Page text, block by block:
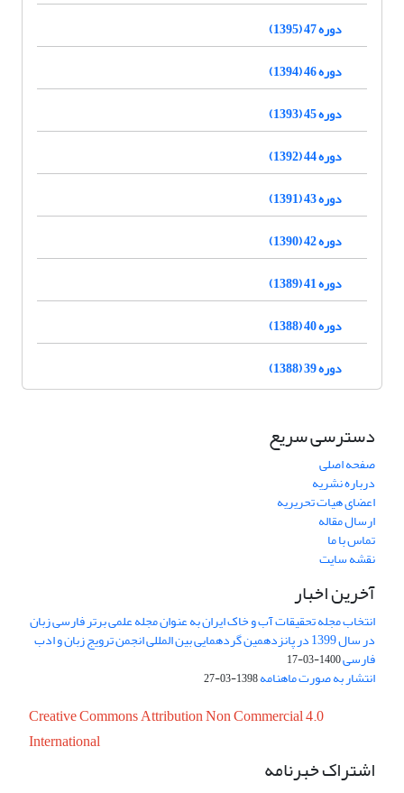
دوره 47 (1395)
دوره 46 (1394)
دوره 45 (1393)
دوره 44 (1392)
دوره 43 (1391)
دوره 42 (1390)
دوره 41 (1389)
دوره 40 (1388)
دوره 39 (1388)
دسترسی سریع
صفحه اصلی
درباره نشریه
اعضای هیات تحریریه
ارسال مقاله
تماس با ما
نقشه سایت
آخرین اخبار
انتخاب مجله تحقیقات آب و خاک ایران به عنوان مجله علمی برتر فارسی زبان
در سال 1399 در پانزدهمین گردهمایی بین المللی انجمن ترویج زبان و ادب
فارسی1400-03-17
انتشار به صورت ماهنامه1398-03-27
Creative Commons Attribution Non Commercial 4.0
International
اشتراک خبرنامه